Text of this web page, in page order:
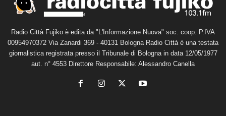
Radio Città Fujiko è edita da "L'Informazione Nuova" soc. coop. P.IVA
00954970372 Via Zanardi 369 - 40131 Bologna Radio Città è una testata
giornalistica registrata presso il Tribunale di Bologna in data 12/05/1977
aut. n° 4553 Direttore Responsabile: Alessandro Canella